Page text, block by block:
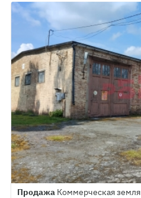
Продажа Коммерческая земля